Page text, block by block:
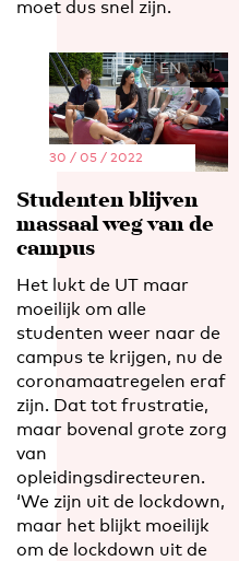
moet dus snel zijn.
EN NL
30 / 05 / 2022
Studenten blijven
massaal weg van de
campus
Het lukt de UT maar
moeilijk om alle
studenten weer naar de
campus te krijgen, nu de
coronamaatregelen eraf
zijn. Dat tot frustratie,
maar bovenal grote zorg
van
opleidingsdirecteuren.
‘We zijn uit de lockdown,
maar het blijkt moeilijk
om de lockdown uit de